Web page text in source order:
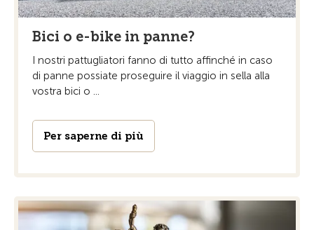
Bici o e-bike in panne?
I nostri pattugliatori fanno di tutto affinché in caso
di panne possiate proseguire il viaggio in sella alla
vostra bici o ...
Per saperne di più